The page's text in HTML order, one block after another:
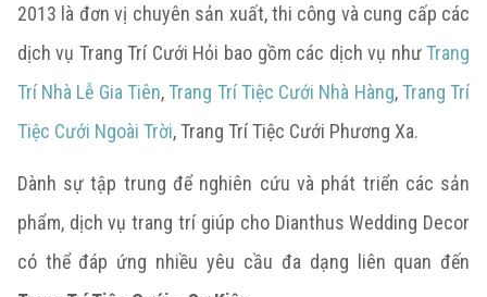
2013 là đơn vị chuyên sản xuất, thi công và cung cấp các
dịch vụ Trang Trí Cưới Hỏi bao gồm các dịch vụ nhưTrang
Trí Nhà Lễ Gia Tiên,Trang Trí Tiệc Cưới Nhà Hàng,Trang Trí
Tiệc Cưới Ngoài Trời, Trang Trí Tiệc Cưới Phương Xa.
Dành sự tập trung để nghiên cứu và phát triển các sản
phẩm, dịch vụ trang trí giúp cho Dianthus Wedding Decor
có thể đáp ứng nhiều yêu cầu đa dạng liên quan đến